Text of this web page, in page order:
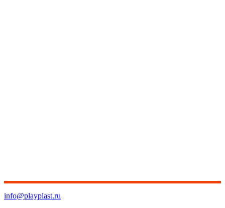
info@playplast.ru